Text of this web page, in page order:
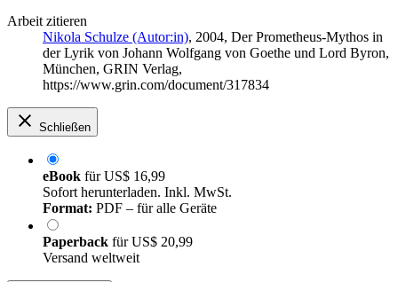
Arbeit zitieren
Nikola Schulze (Autor:in), 2004, Der Prometheus-Mythos in
der Lyrik von Johann Wolfgang von Goethe und Lord Byron,
München, GRIN Verlag,
https://www.grin.com/document/317834
Schließen
eBook fürUS$ 16,99
Sofort herunterladen. Inkl. MwSt.
Format: PDF – für alle Geräte
Paperback fürUS$ 20,99
Versand weltweit